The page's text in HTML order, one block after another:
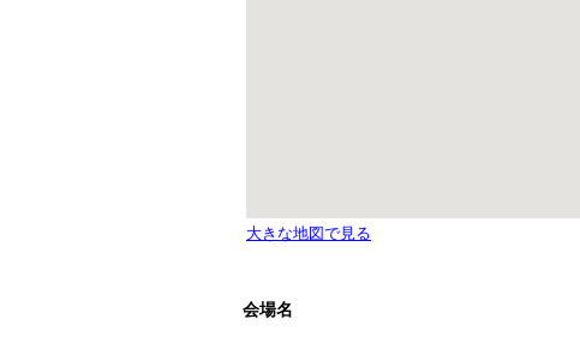
会場名